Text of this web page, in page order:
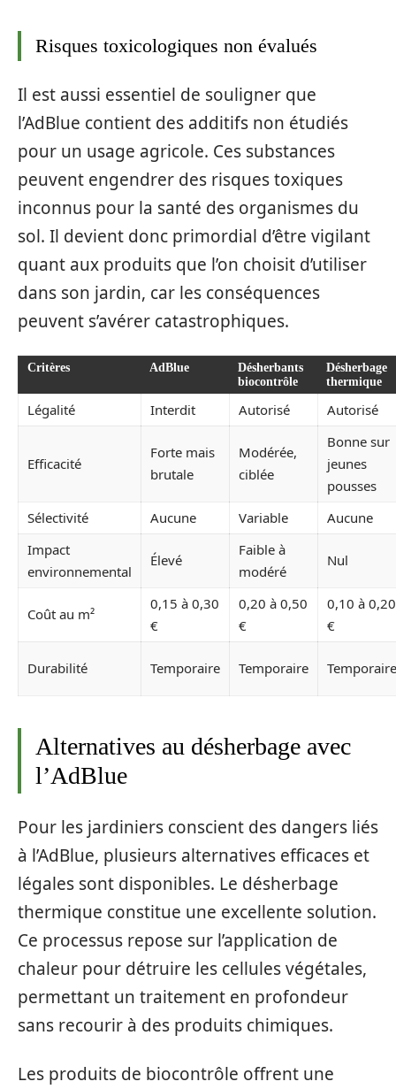
Risques toxicologiques non évalués
Il est aussi essentiel de souligner que
l’AdBlue contient des additifs non étudiés
pour un usage agricole. Ces substances
peuvent engendrer des risques toxiques
inconnus pour la santé des organismes du
sol. Il devient donc primordial d’être vigilant
quant aux produits que l’on choisit d’utiliser
dans son jardin, car les conséquences
peuvent s’avérer catastrophiques.
Critères AdBlue
Désherbants
biocontrôle
Désherbage
thermique
Légalité Interdit Autorisé Autorisé
Efficacité
Forte mais
brutale
Modérée,
ciblée
Bonne sur
jeunes
pousses
Sélectivité
Aucune Variable
Aucune
Impact
environnemental
Élevé
Faible à
modéré
Nul
Coût au m²
0,15 à 0,30
€
0,20 à 0,50
€
0,10 à 0,20
€
Durabilité Temporaire Temporaire Temporaire
Alternatives au désherbage avec
l’AdBlue
Pour les jardiniers conscient des dangers liés
à l’AdBlue, plusieurs alternatives efficaces et
légales sont disponibles. Le désherbage
thermique constitue une excellente solution.
Ce processus repose sur l’application de
chaleur pour détruire les cellules végétales,
permettant un traitement en profondeur
sans recourir à des produits chimiques.
Les produits de biocontrôle offrent une